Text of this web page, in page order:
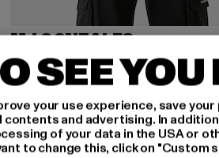
MJ GONZALES
Basic V.2
85,80 EUR
Derzeitiger Preis: 85,80 EUR
110,00 EURAktionspreis:
SEE YOU
your use experience, save
and advertising. In
of your data in the USA or
to change this, click on "Custom